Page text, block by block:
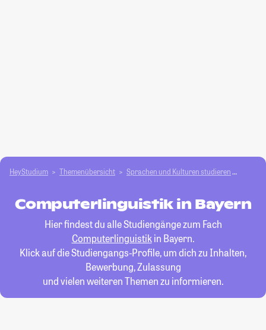
HeyStudium Themenübersicht Sprachen und Kulturen studieren
Computerlinguistik in Bayern
Hier findest du alle Studiengänge zum Fach
Computerlinguistikin Bayern.
Klick auf die Studiengangs-Profile, um dich zu Inhalten,
Bewerbung, Zulassung
und vielen weiteren Themen zu informieren.